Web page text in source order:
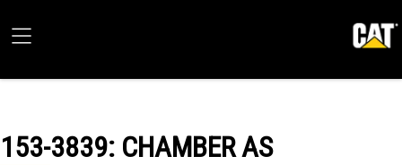
153-3839: CHAMBER AS